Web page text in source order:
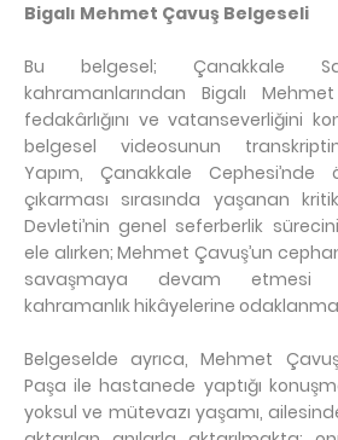
Bigalı Mehmet Çavuş Belgeseli
Bu belgesel; Çanakkale
kahramanlarından Bigalı Mehmet
fedakârlığını ve vatanseverliğini
belgesel videosunun
Yapım, Çanakkale Cephesi’nde
çıkarması sırasında yaşanan
Devleti’nin genel seferberlik
ele alırken; Mehmet Çavuş’un
savaşmaya devam etmesi
kahramanlık hikâyelerine
Belgeselde ayrıca, Mehmet
Paşa ile hastanede yaptığı
yoksul ve mütevazı yaşamı,